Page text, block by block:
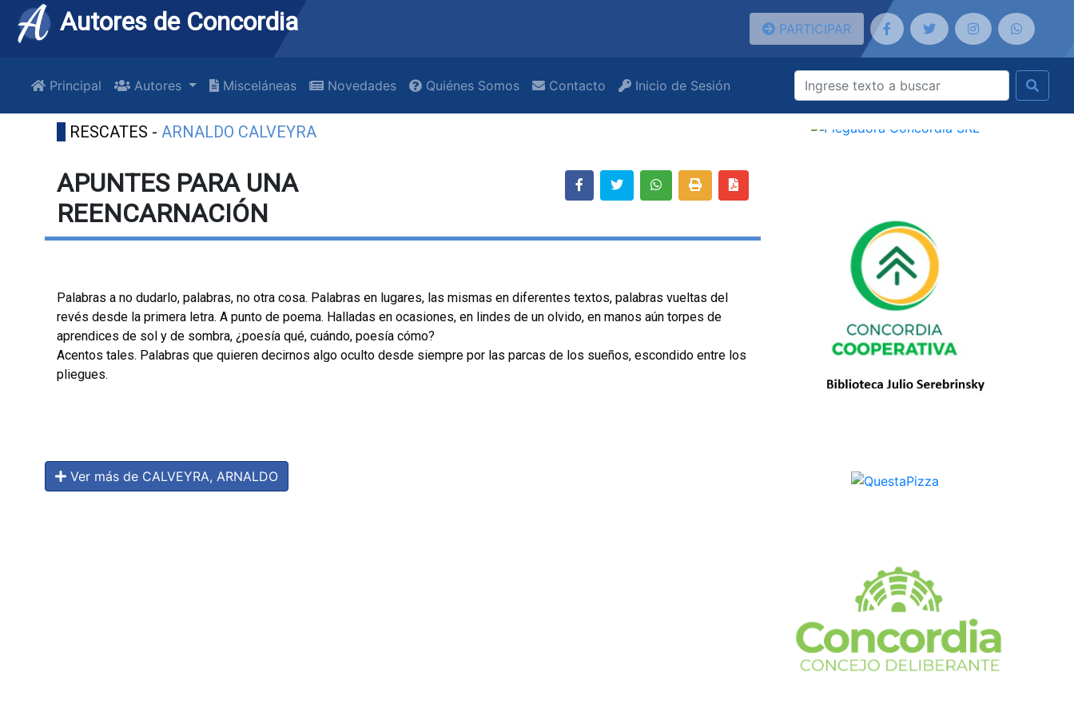
Autores de Concordia PARTICIPAR
Principal Autores Misceláneas Novedades Quiénes Somos Contacto Inicio de Sesión
RESCATES - ARNALDO CALVEYRA
APUNTES PARA UNA
REENCARNACIÓN
Palabras a no dudarlo, palabras, no otra cosa. Palabras en lugares, las mismas en diferentes textos, palabras vueltas del
revés desde la primera letra. A punto de poema. Halladas en ocasiones, en lindes de un olvido, en manos aún torpes de
aprendices de sol y de sombra, ¿poesía qué, cuándo, poesía cómo?
Acentos tales. Palabras que quieren decirnos algo oculto desde siempre por las parcas de los sueños, escondido entre los
pliegues.
Ver más de CALVEYRA, ARNALDO